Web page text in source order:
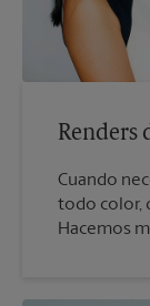
Renders
Cuando
todo color,
Hacemos